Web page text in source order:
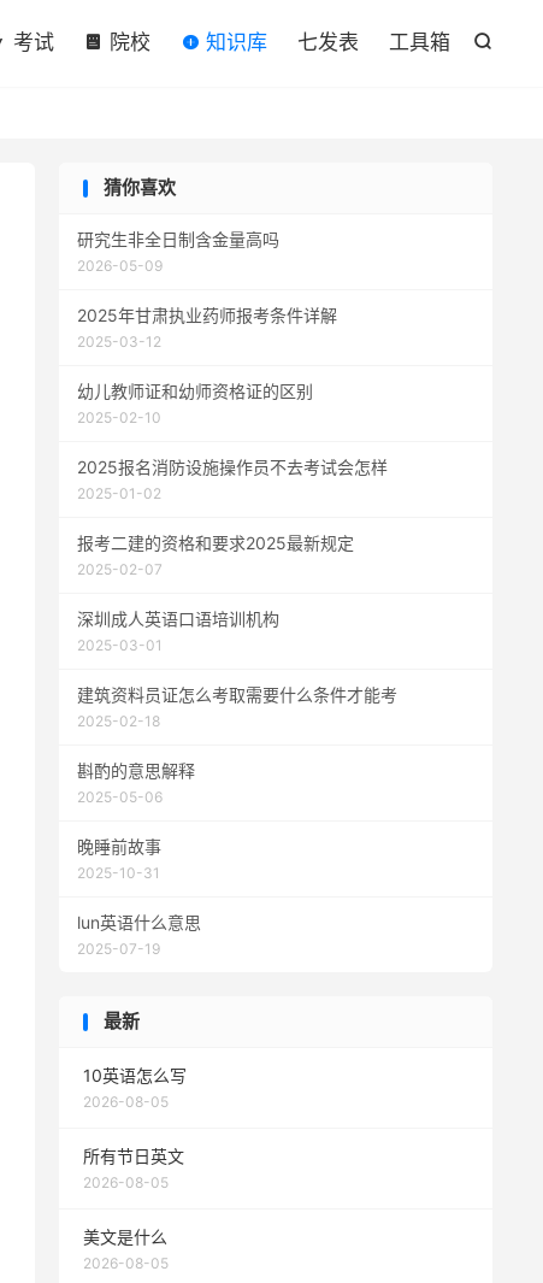

考试 院校 知识库 七发表 工具箱
猜你喜欢
研究生非全日制含金量高吗
2026-05-09
2025年甘肃执业药师报考条件详解
2025-03-12
幼儿教师证和幼师资格证的区别
2025-02-10
2025报名消防设施操作员不去考试会怎样
2025-01-02
报考二建的资格和要求2025最新规定
2025-02-07
深圳成人英语口语培训机构
2025-03-01
建筑资料员证怎么考取需要什么条件才能考
2025-02-18
斟酌的意思解释
2025-05-06
晚睡前故事
2025-10-31
lun英语什么意思
2025-07-19
最新
10英语怎么写
2026-08-05
所有节日英文
2026-08-05
美文是什么
2026-08-05